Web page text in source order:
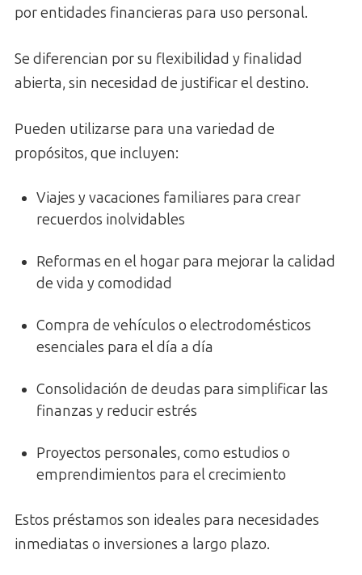
por entidades financieras para uso personal.
Se diferencian por su flexibilidad y finalidad
abierta, sin necesidad de justificar el destino.
Pueden utilizarse para una variedad de
propósitos, que incluyen:
Viajes y vacaciones familiares para crear
recuerdos inolvidables
Reformas en el hogar para mejorar la calidad
de vida y comodidad
Compra de vehículos o electrodomésticos
esenciales para el día a día
Consolidación de deudas para simplificar las
finanzas y reducir estrés
Proyectos personales, como estudios o
emprendimientos para el crecimiento
Estos préstamos son ideales para necesidades
inmediatas o inversiones a largo plazo.